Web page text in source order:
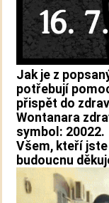
Jak je z
potřebují
přispět do
Wontanara
symbol: 20022.
Všem, kteří
budoucnu